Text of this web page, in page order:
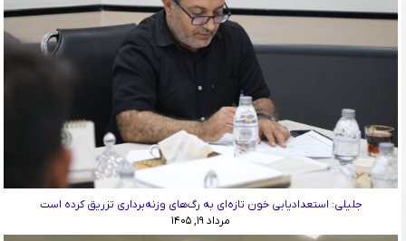
جلیلی: استعدادیابی خون تازه‌ای به رگ‌های وزنه‌برداری تزریق کرده است
مرداد ۱۹, ۱۴۰۵